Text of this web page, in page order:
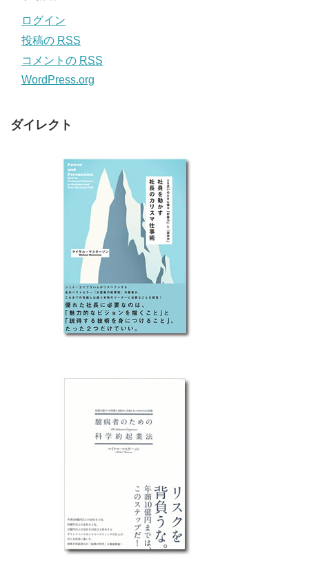
ログイン
投稿の RSS
コメントの RSS
WordPress.org
ダイレクト